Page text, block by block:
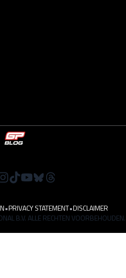
•PRIVACY STATEMENT•DISCLAIMER
B.V. ALLE RECHTEN VOORBEHOUDEN.